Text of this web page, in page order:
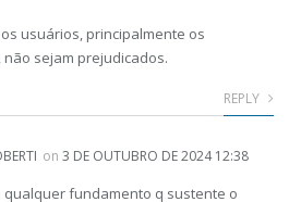
usuários, principalmente os
sejam prejudicados.
REPLY
on 3 DE OUTUBRO DE 2024 12:38
qualquer fundamento q sustente o